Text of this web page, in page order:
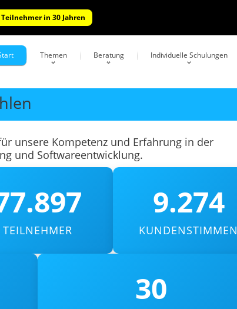
in 30 Jahren
Themen Beratung Individuelle Schulungen
unsere Kompetenz und Erfahrung in der
und Softwareentwicklung.
TEILNEHMER
9.274
KUNDENSTIMMEN
30